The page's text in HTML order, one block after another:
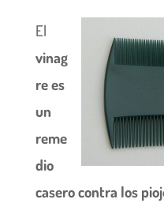
El
vinag
re es
un
reme
dio
casero contra los